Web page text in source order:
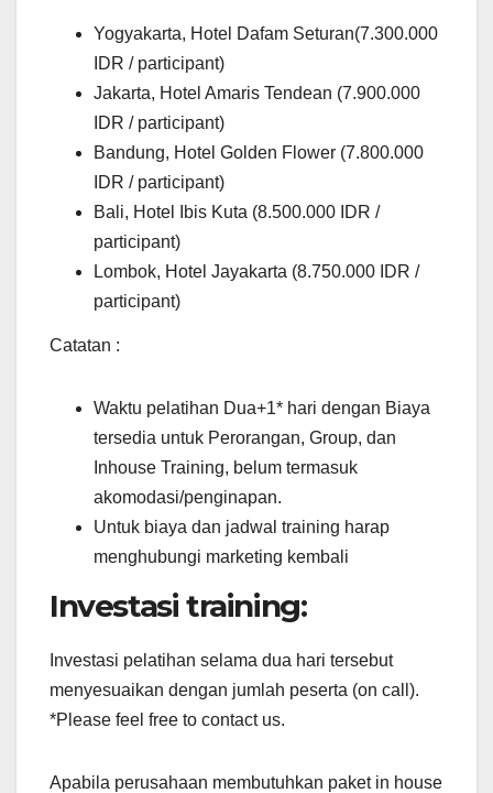
Yogyakarta, Hotel Dafam Seturan(7.300.000
IDR / participant)
Jakarta, Hotel Amaris Tendean (7.900.000
IDR / participant)
Bandung, Hotel Golden Flower (7.800.000
IDR / participant)
Bali, Hotel Ibis Kuta (8.500.000 IDR /
participant)
Lombok, Hotel Jayakarta (8.750.000 IDR /
participant)
Catatan :
Waktu pelatihan Dua+1* hari dengan Biaya
tersedia untuk Perorangan, Group, dan
Inhouse Training, belum termasuk
akomodasi/penginapan.
Untuk biaya dan jadwal training harap
menghubungi marketing kembali
Investasi training:
Investasi pelatihan selama dua hari tersebut
menyesuaikan dengan jumlah peserta (on call).
*Please feel free to contact us.
Apabila perusahaan membutuhkan paket in house